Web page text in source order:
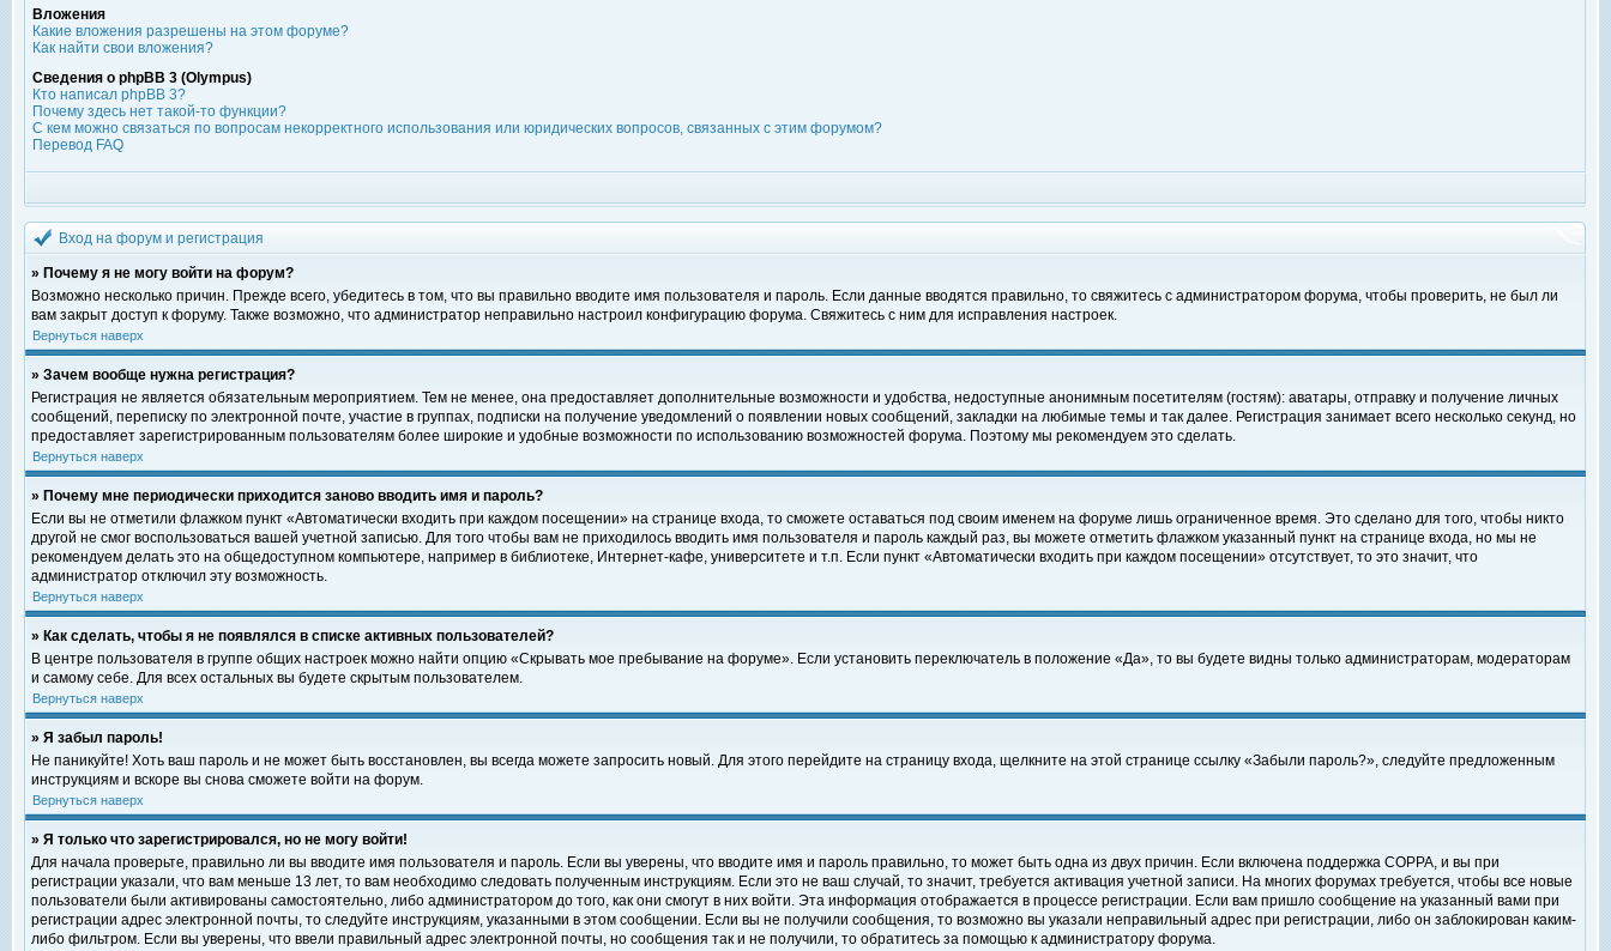
Вложения
Какие вложения разрешены на этом форуме?
Как найти свои вложения?
Сведения о phpBB 3 (Olympus)
Кто написал phpBB 3?
Почему здесь нет такой-то функции?
С кем можно связаться по вопросам некорректного использования или юридических вопросов, связанных с этим форумом?
Перевод FAQ
Вход на форум и регистрация
» Почему я не могу войти на форум?
Возможно несколько причин. Прежде всего, убедитесь в том, что вы правильно вводите имя пользователя и пароль. Если данные вводятся правильно, то свяжитесь с администратором форума, чтобы проверить, не был ли
вам закрыт доступ к форуму. Также возможно, что администратор неправильно настроил конфигурацию форума. Свяжитесь с ним для исправления настроек.
Вернуться наверх
» Зачем вообще нужна регистрация?
Регистрация не является обязательным мероприятием. Тем не менее, она предоставляет дополнительные возможности и удобства, недоступные анонимным посетителям (гостям): аватары, отправку и получение личных
сообщений, переписку по электронной почте, участие в группах, подписки на получение уведомлений о появлении новых сообщений, закладки на любимые темы и так далее. Регистрация занимает всего несколько секунд, но
предоставляет зарегистрированным пользователям более широкие и удобные возможности по использованию возможностей форума. Поэтому мы рекомендуем это сделать.
Вернуться наверх
» Почему мне периодически приходится заново вводить имя и пароль?
Если вы не отметили флажком пункт «Автоматически входить при каждом посещении» на странице входа, то сможете оставаться под своим именем на форуме лишь ограниченное время. Это сделано для того, чтобы никто
другой не смог воспользоваться вашей учетной записью. Для того чтобы вам не приходилось вводить имя пользователя и пароль каждый раз, вы можете отметить флажком указанный пункт на странице входа, но мы не
рекомендуем делать это на общедоступном компьютере, например в библиотеке, Интернет-кафе, университете и т.п. Если пункт «Автоматически входить при каждом посещении» отсутствует, то это значит, что
администратор отключил эту возможность.
Вернуться наверх
» Как сделать, чтобы я не появлялся в списке активных пользователей?
В центре пользователя в группе общих настроек можно найти опцию «Скрывать мое пребывание на форуме». Если установить переключатель в положение «Да», то вы будете видны только администраторам, модераторам
и самому себе. Для всех остальных вы будете скрытым пользователем.
Вернуться наверх
» Я забыл пароль!
Не паникуйте! Хоть ваш пароль и не может быть восстановлен, вы всегда можете запросить новый. Для этого перейдите на страницу входа, щелкните на этой странице ссылку «Забыли пароль?», следуйте предложенным
инструкциям и вскоре вы снова сможете войти на форум.
Вернуться наверх
» Я только что зарегистрировался, но не могу войти!
Для начала проверьте, правильно ли вы вводите имя пользователя и пароль. Если вы уверены, что вводите имя и пароль правильно, то может быть одна из двух причин. Если включена поддержка COPPA, и вы при
регистрации указали, что вам меньше 13 лет, то вам необходимо следовать полученным инструкциям. Если это не ваш случай, то значит, требуется активация учетной записи. На многих форумах требуется, чтобы все новые
пользователи были активированы самостоятельно, либо администратором до того, как они смогут в них войти. Эта информация отображается в процессе регистрации. Если вам пришло сообщение на указанный вами при
регистрации адрес электронной почты, то следуйте инструкциям, указанными в этом сообщении. Если вы не получили сообщения, то возможно вы указали неправильный адрес при регистрации, либо он заблокирован каким-
либо фильтром. Если вы уверены, что ввели правильный адрес электронной почты, но сообщения так и не получили, то обратитесь за помощью к администратору форума.